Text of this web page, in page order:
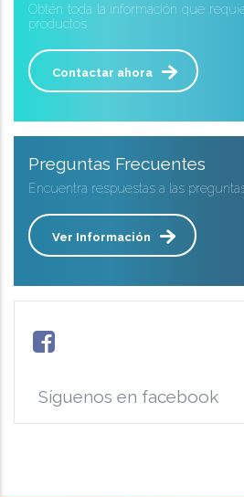
Obtén toda la información que
productos
Contactar ahora
Preguntas Frecuentes
Encuentra respuestas a las
Ver Información
Síguenos en facebook